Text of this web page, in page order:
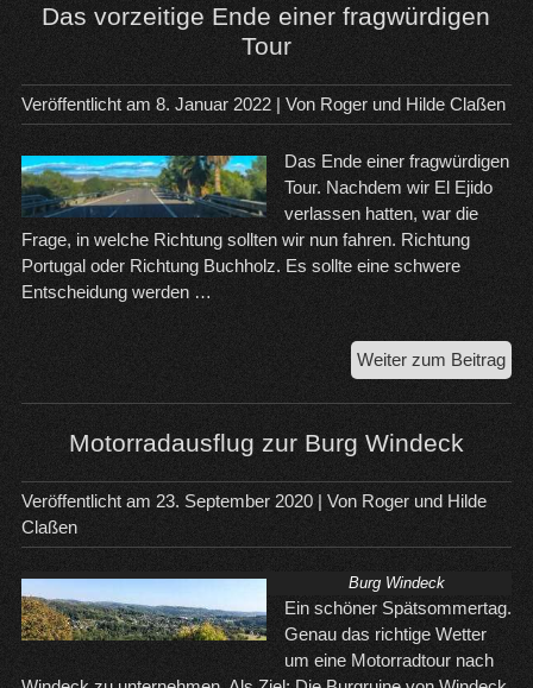
100
Das vorzeitige Ende einer fragwürdigen
Tour
Veröffentlicht am 8. Januar 2022| Von Roger und Hilde Claßen
Das Ende einer fragwürdigen
Tour. Nachdem wir El Ejido
verlassen hatten, war die
Frage, in welche Richtung sollten wir nun fahren. Richtung
Portugal oder Richtung Buchholz. Es sollte eine schwere
Entscheidung werden …
Weiter zum Beitrag
Motorradausflug zur Burg Windeck
Veröffentlicht am 23. September 2020| Von Roger und Hilde
Claßen
Burg Windeck
Ein schöner Spätsommertag.
Genau das richtige Wetter
um eine Motorradtour nach